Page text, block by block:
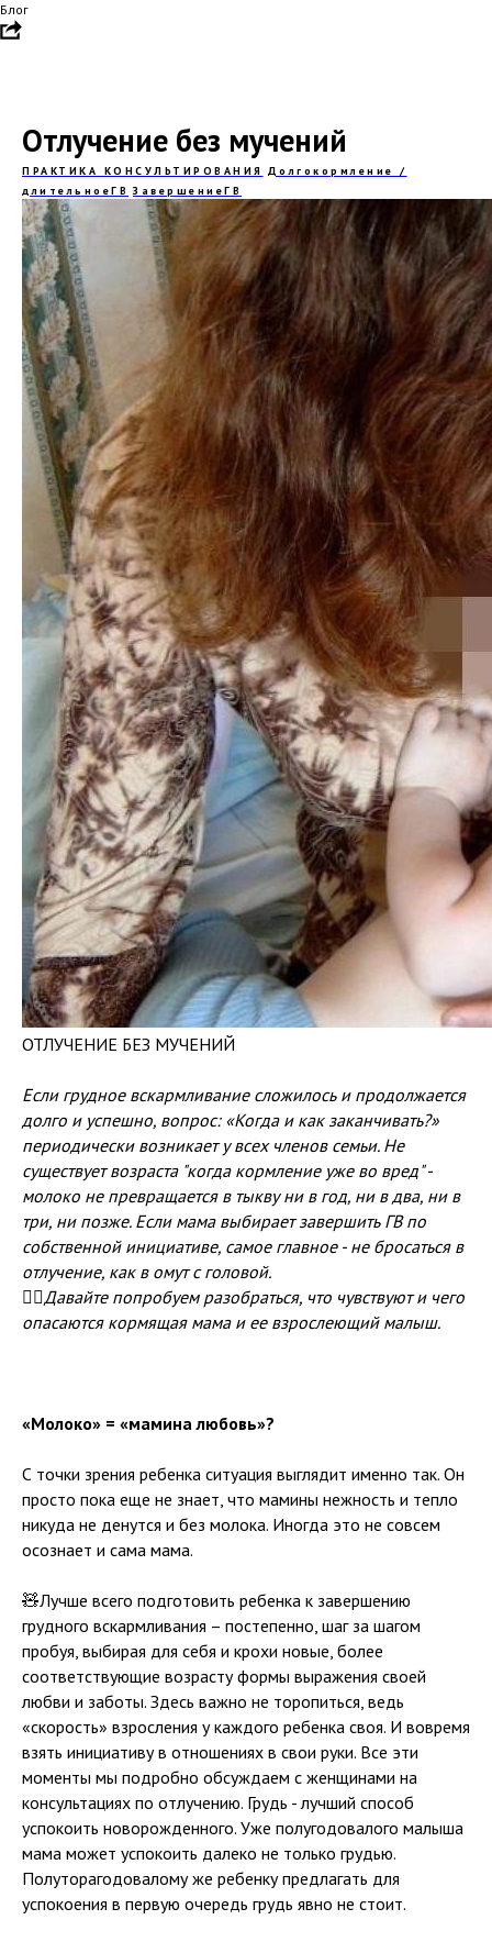
Блог
Отлучение без мучений
ПРАКТИКА КОНСУЛЬТИРОВАНИЯ
Долгокормление /
длительноеГВ ЗавершениеГВ
ОТЛУЧЕНИЕ БЕЗ МУЧЕНИЙ
Если грудное вскармливание сложилось и продолжается
долго и успешно, вопрос: «Когда и как заканчивать?»
периодически возникает у всех членов семьи. Не
существует возраста "когда кормление уже во вред" -
молоко не превращается в тыкву ни в год, ни в два, ни в
три, ни позже. Если мама выбирает завершить ГВ по
собственной инициативе, самое главное - не бросаться в
отлучение, как в омут с головой.
☝🏻Давайте попробуем разобраться, что чувствуют и чего
опасаются кормящая мама и ее взрослеющий малыш.
«Молоко» = «мамина любовь»?
С точки зрения ребенка ситуация выглядит именно так. Он
просто пока еще не знает, что мамины нежность и тепло
никуда не денутся и без молока. Иногда это не совсем
осознает и сама мама.
🧸Лучше всего подготовить ребенка к завершению
грудного вскармливания – постепенно, шаг за шагом
пробуя, выбирая для себя и крохи новые, более
соответствующие возрасту формы выражения своей
любви и заботы. Здесь важно не торопиться, ведь
«скорость» взросления у каждого ребенка своя. И вовремя
взять инициативу в отношениях в свои руки. Все эти
моменты мы подробно обсуждаем с женщинами на
консультациях по отлучению. Грудь - лучший способ
успокоить новорожденного. Уже полугодовалого малыша
мама может успокоить далеко не только грудью.
Полуторагодовалому же ребенку предлагать для
успокоения в первую очередь грудь явно не стоит.